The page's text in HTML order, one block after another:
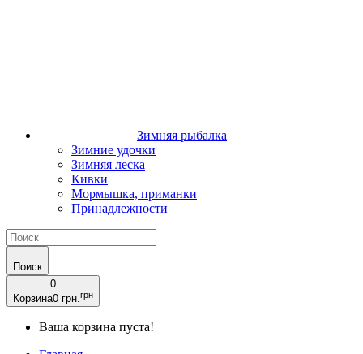
Зимняя рыбалка
Зимние удочки
Зимняя леска
Кивки
Мормышка, приманки
Принадлежности
Поиск
0
Корзина0 грн. грн
Ваша корзина пуста!